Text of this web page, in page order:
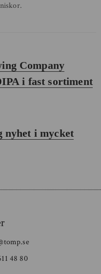
Company
i fast sortiment
nyhet i mycket
48 80